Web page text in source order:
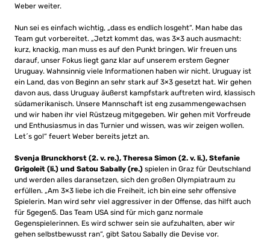
Weber weiter.
Nun sei es einfach wichtig, „dass es endlich losgeht“. Man habe das
Team gut vorbereitet. „Jetzt kommt das, was 3×3 auch ausmacht:
kurz, knackig, man muss es auf den Punkt bringen. Wir freuen uns
darauf, unser Fokus liegt ganz klar auf unserem erstem Gegner
Uruguay. Wahnsinnig viele Informationen haben wir nicht. Uruguay ist
ein Land, das von Beginn an sehr stark auf 3×3 gesetzt hat. Wir gehen
davon aus, dass Uruguay äußerst kampfstark auftreten wird, klassisch
südamerikanisch. Unsere Mannschaft ist eng zusammengewachsen
und wir haben ihr viel Rüstzeug mitgegeben. Wir gehen mit Vorfreude
und Enthusiasmus in das Turnier und wissen, was wir zeigen wollen.
Let´s go!“ feuert Weber bereits jetzt an.
Svenja Brunckhorst (2. v. re.), Theresa Simon (2. v. li.), Stefanie
Grigoleit (li.) und Satou Sabally (re.) spielen in Graz für Deutschland
und werden alles daransetzen, sich den großen Olympiatraum zu
erfüllen. „Am 3×3 liebe ich die Freiheit, ich bin eine sehr offensive
Spielerin. Man wird sehr viel aggressiver in der Offense, das hilft auch
für 5gegen5. Das Team USA sind für mich ganz normale
Gegenspielerinnen. Es wird schwer sein sie aufzuhalten, aber wir
gehen selbstbewusst ran“, gibt Satou Sabally die Devise vor.